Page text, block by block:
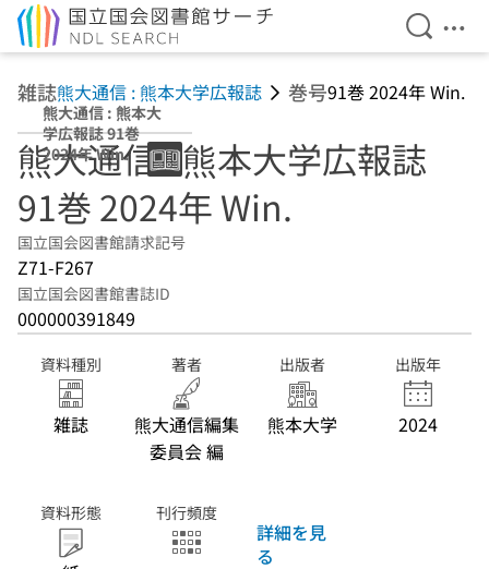
検索を
メ
雑誌熊大通信 : 熊本大学広報誌 巻号91巻 2024年 Win.
熊大通信 : 熊本大
学広報誌 91巻
2024年 Win.
熊大通信 : 熊本大学広報誌
91巻 2024年 Win.
国立国会図書館請求記号
Z71-F267
国立国会図書館書誌ID
000000391849
資料種別
雑誌
著者
熊大通信編集
委員会 編
出版者
熊本大学
出版年
2024
資料形態 刊行頻度
詳細を見
る